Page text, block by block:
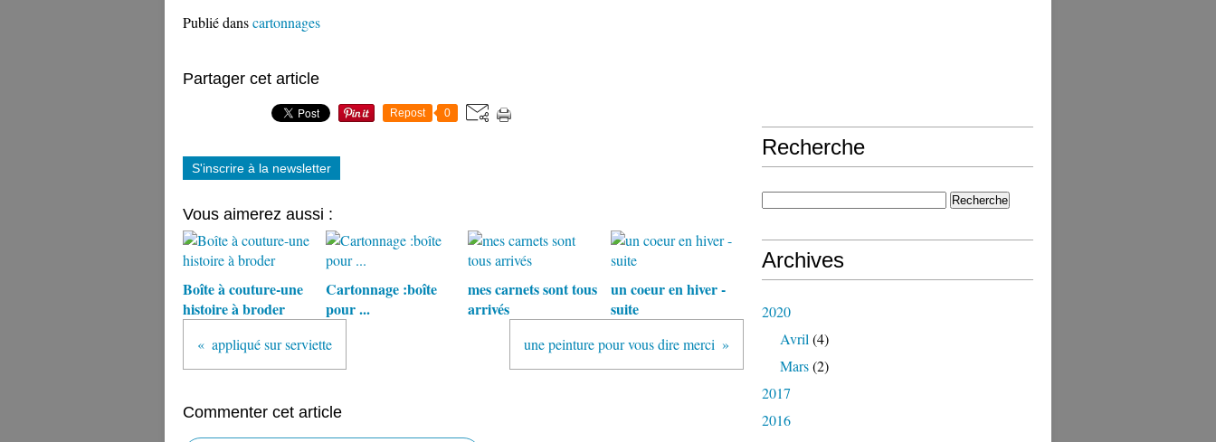
Publié danscartonnages
Partager cet article
Repost 0
S'inscrire à la newsletter
Vous aimerez aussi :
Boîte à couture-une
histoire à broder
Cartonnage :boîte
pour ...
mes carnets sont tous
arrivés
un coeur en hiver -
suite
appliqué sur serviette une peinture pour vous dire merci
Commenter cet article
Recherche
Archives
2020
Avril (4)
Mars(2)
2017
2016